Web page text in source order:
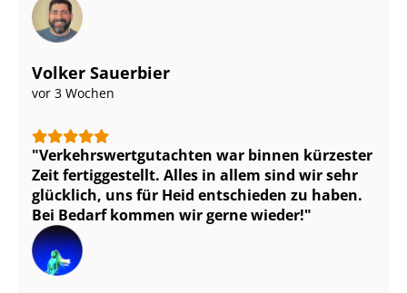
Volker Sauerbier
vor 3 Wochen
Ver­kehrs­wert­gut­ach­ten war binnen kürzester
Zeit fertiggestellt. Alles in allem sind wir sehr
glücklich, uns für Heid entschieden zu haben.
Bei Bedarf kommen wir gerne wieder!